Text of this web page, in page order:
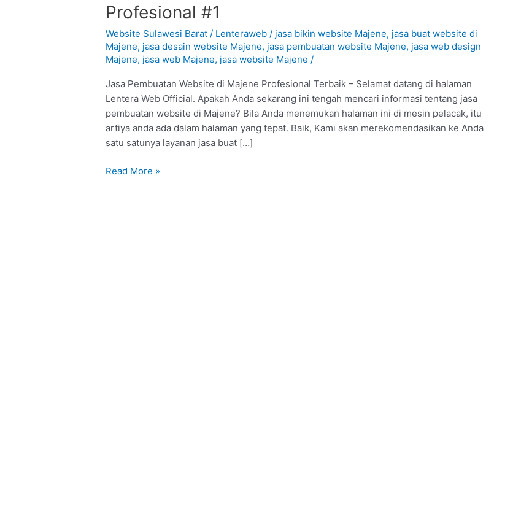
Profesional #1
Website Sulawesi Barat / Lenteraweb/ jasa bikin website Majene, jasa buat website di
Majene, jasa desain website Majene, jasa pembuatan website Majene, jasa web design
Majene, jasa web Majene, jasa website Majene /
Jasa Pembuatan Website di Majene Profesional Terbaik – Selamat datang di halaman
Lentera Web Official. Apakah Anda sekarang ini tengah mencari informasi tentang jasa
pembuatan website di Majene? Bila Anda menemukan halaman ini di mesin pelacak, itu
artiya anda ada dalam halaman yang tepat. Baik, Kami akan merekomendasikan ke Anda
satu satunya layanan jasa buat […]
Website
di
Majene
:
#1
Read More »